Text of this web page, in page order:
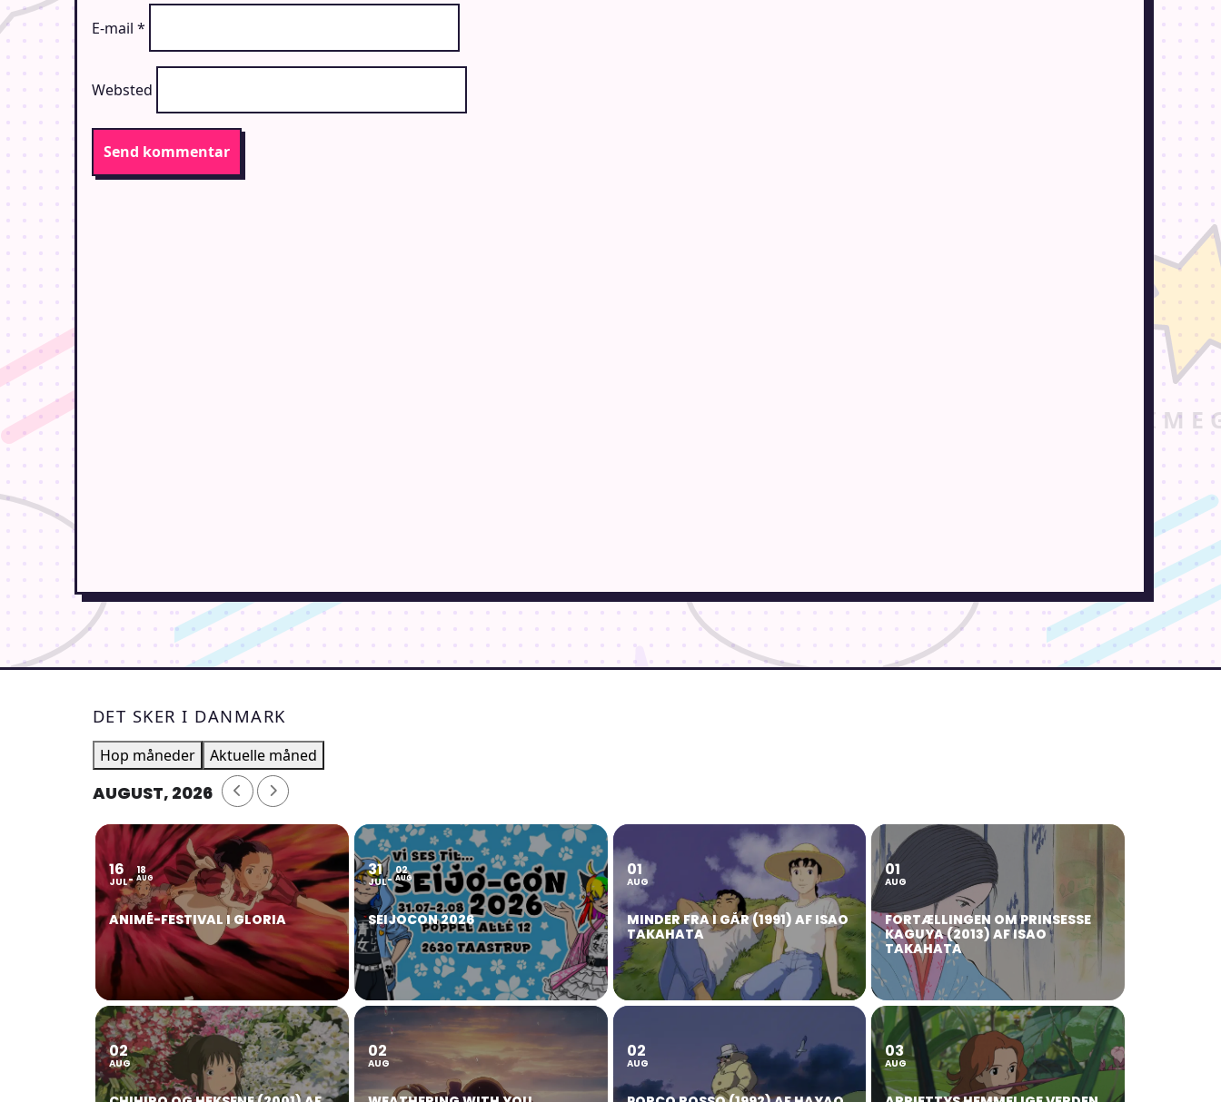
E-mail *
Websted
DET SKER I DANMARK
Hop måneder Aktuelle måned
AUGUST, 2026
16
JUL
18
AUG
ANIMÉ-FESTIVAL I GLORIA
31
JUL
02
AUG
SEIJOCON 2026
01
AUG
MINDER FRA I GÅR (1991) AF ISAO
TAKAHATA
01
AUG
FORTÆLLINGEN OM PRINSESSE
KAGUYA (2013) AF ISAO
TAKAHATA
02
AUG
02
AUG
02
AUG
03
AUG